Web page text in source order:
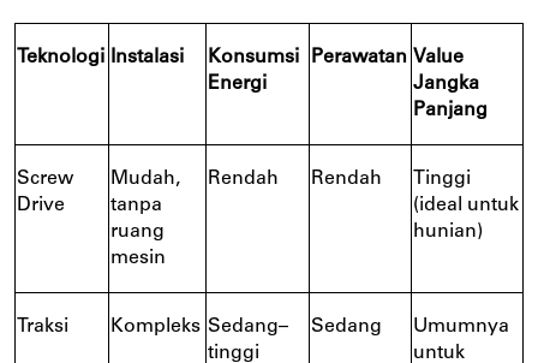
Teknologi Instalasi
Konsumsi
Energi
Perawatan Value
Jangka
Panjang
Screw
Drive
Mudah,
tanpa
ruang
mesin
Rendah Rendah
Tinggi
(ideal untuk
hunian)
Traksi Kompleks Sedang–
tinggi
Sedang
Umumnya
untuk